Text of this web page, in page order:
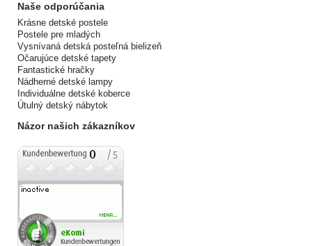
Naše odporúčania
Krásne detské postele
Postele pre mladých
Vysnívaná detská posteľná bielizeň
Očarujúce detské tapety
Fantastické hračky
Nádherné detské lampy
Individuálne detské koberce
Útulný detský nábytok
Názor našich zákazníkov